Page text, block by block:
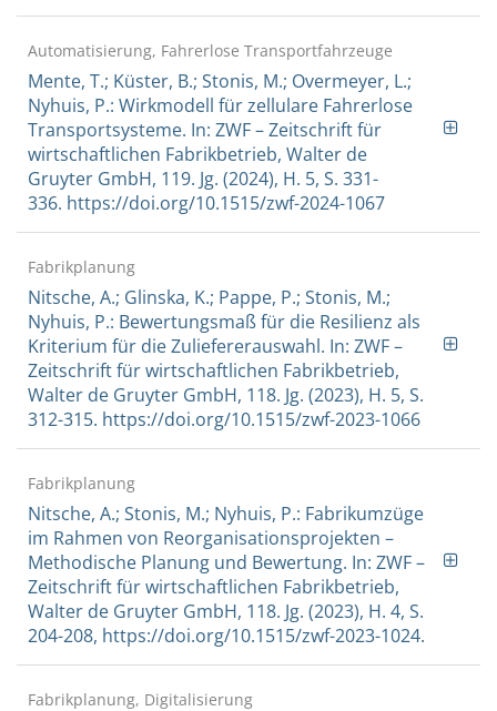
Automatisierung, Fahrerlose Transportfahrzeuge
Mente, T.; Küster, B.; Stonis, M.; Overmeyer, L.;
Nyhuis, P.: Wirkmodell für zellulare Fahrerlose
Transportsysteme. In: ZWF – Zeitschrift für
wirtschaftlichen Fabrikbetrieb, Walter de
Gruyter GmbH, 119. Jg. (2024), H. 5, S. 331-
336. https://doi.org/10.1515/zwf-2024-1067
Fabrikplanung
Nitsche, A.; Glinska, K.; Pappe, P.; Stonis, M.;
Nyhuis, P.: Bewertungsmaß für die Resilienz als
Kriterium für die Zuliefererauswahl. In: ZWF –
Zeitschrift für wirtschaftlichen Fabrikbetrieb,
Walter de Gruyter GmbH, 118. Jg. (2023), H. 5, S.
312-315. https://doi.org/10.1515/zwf-2023-1066
Fabrikplanung
Nitsche, A.; Stonis, M.; Nyhuis, P.: Fabrikumzüge
im Rahmen von Reorganisationsprojekten –
Methodische Planung und Bewertung. In: ZWF –
Zeitschrift für wirtschaftlichen Fabrikbetrieb,
Walter de Gruyter GmbH, 118. Jg. (2023), H. 4, S.
204-208, https://doi.org/10.1515/zwf-2023-1024.
Fabrikplanung, Digitalisierung